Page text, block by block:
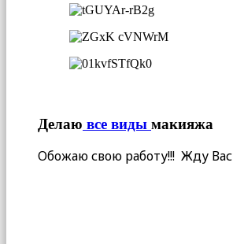
Делаю все виды макияжа
Обожаю свою работу!!! Жду Вас